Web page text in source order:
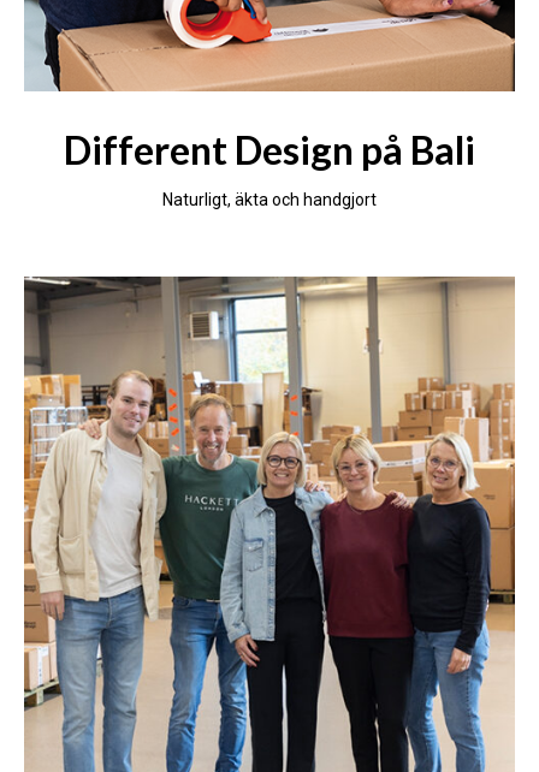
Different Design på Bali
Naturligt, äkta och handgjort